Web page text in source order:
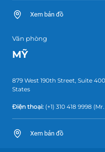
Xem bản đồ
Văn phòng
MỸ
879 West 190th Street, Suite
States
Điện thoại: (+1) 310 418 9998
Xem bản đồ